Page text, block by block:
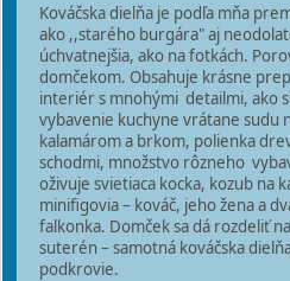
Kováčska dielňa je podľa mňa
ako ,,starého burgára" aj
úchvatnejšia, ako na fotkách.
domčekom. Obsahuje krásne
interiér s mnohými detailmi, ako
vybavenie kuchyne vrátane sudu
kalamárom a brkom, polienka
schodmi, množstvo rôzneho
oživuje svietiaca kocka, kozub na
minifigovia – kováč, jeho žena a
falkonka. Domček sa dá rozdeliť
suterén – samotná kováčska
podkrovie.